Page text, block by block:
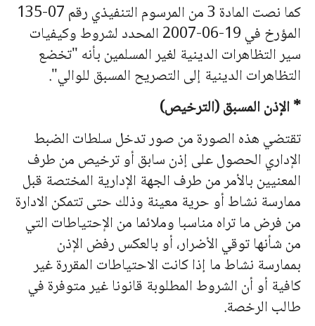
كما نصت المادة 3 من المرسوم التنفيذي رقم 07-135
المؤرخ في 19-06-2007 المحدد لشروط وكيفيات
سير التظاهرات الدينية لغير المسلمين بأنه "تخضع
التظاهرات الدينية إلى التصريح المسبق للوالي".
* الإذن المسبق (الترخيص)
تقتضي هذه الصورة من صور تدخل سلطات الضبط
الإداري الحصول على إذن سابق أو ترخيص من طرف
المعنيين بالأمر من طرف الجهة الإدارية المختصة قبل
ممارسة نشاط أو حرية معينة وذلك حتى تتمكن الادارة
من فرض ما تراه مناسبا وملائما من الإحتياطات التي
من شأنها توقي الأضرار، أو بالعكس رفض الإذن
بممارسة نشاط ما إذا كانت الاحتياطات المقررة غير
كافية أو أن الشروط المطلوبة قانونا غير متوفرة في
طالب الرخصة.